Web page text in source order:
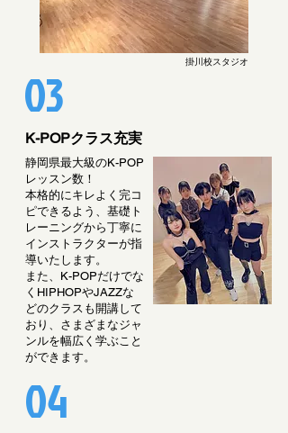
03
掛川校スタジオ
K-POPクラス充実
静岡県最大級のK-POP
レッスン数！
本格的にキレよく完コ
ピできるよう、基礎ト
レーニングから丁寧に
インストラクターが指
導いたします。
また、K-POPだけでな
くHIPHOPやJAZZな
どのクラスも開講して
おり、さまざまなジャ
ンルを幅広く学ぶこと
ができます。
04